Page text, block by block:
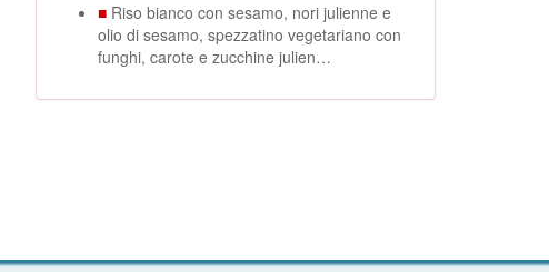
■ Riso bianco con sesamo, nori julienne e
olio di sesamo, spezzatino vegetariano con
funghi, carote e zucchine julien…